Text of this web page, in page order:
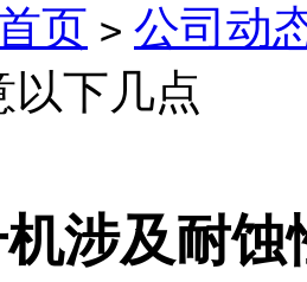
页 > 公司动
以下几点
涉及耐